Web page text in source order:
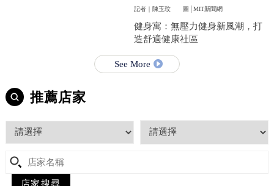
如何讓他們走得體面、安心，成
的訴求。
記者｜陳玉玟 圖│MIT新聞網
健身寓：無壓力健身新風潮，打
造舒適健康社區
See More
推薦店家